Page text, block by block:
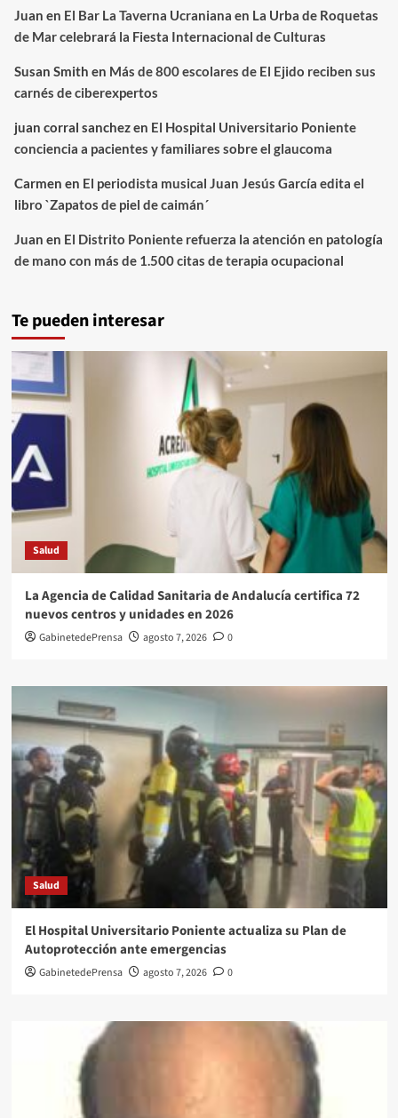
Juan en El Bar La Taverna Ucraniana en La Urba de Roquetas
de Mar celebrará la Fiesta Internacional de Culturas
Susan Smith en Más de 800 escolares de El Ejido reciben sus
carnés de ciberexpertos
juan corral sanchezen El Hospital Universitario Poniente
conciencia a pacientes y familiares sobre el glaucoma
Carmen en El periodista musical Juan Jesús García edita el
libro `Zapatos de piel de caimán´
Juan en El Distrito Poniente refuerza la atención en patología
de mano con más de 1.500 citas de terapia ocupacional
Te pueden interesar
Salud
La Agencia de Calidad Sanitaria de Andalucía certifica 72
nuevos centros y unidades en 2026
GabinetedePrensa agosto 7, 2026 0
Salud
El Hospital Universitario Poniente actualiza su Plan de
Autoprotección ante emergencias
GabinetedePrensa agosto 7, 2026 0